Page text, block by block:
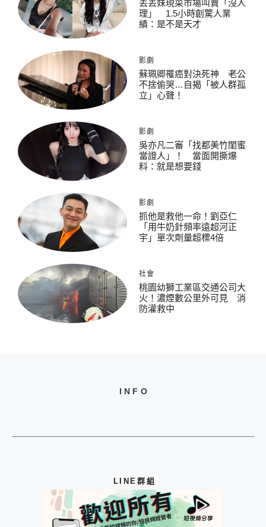
丟丟妹現菜市場叫賣「沒人
理」 1.5小時創驚人業
績：是不是天才
影劇
蘇珮卿罹癌對決死神 老公
不捨偷哭…自揭「被人群孤
立」心聲！
影劇
吳亦凡二審「找都美竹閨蜜
當證人」！ 當面開撕爆
料：就是想要錢
影劇
抓他是救他一命！劉亞仁
「用牛奶針頻率遠超河正
宇」單次劑量超標4倍
社會
桃園幼獅工業區交通公司大
火！濃煙數公里外可見 消
防灌救中
INFO
LINE群組